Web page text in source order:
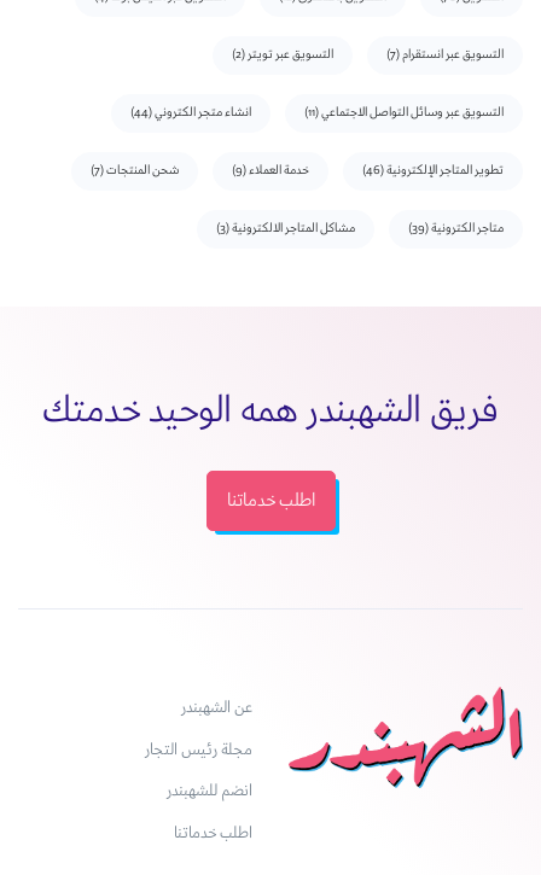
التسويق عبر انستقرام(7) التسويق عبر تويتر(2)
التسويق عبر وسائل التواصل الاجتماعي(11) انشاء متجر الكتروني(44)
تطوير المتاجر الإلكترونية(46) خدمة العملاء(9) شحن المنتجات(7)
متاجر الكترونية(39) مشاكل المتاجر الالكترونية(3)
فريق الشهبندر همه الوحيد خدمتك
اطلب خدماتنا
عن الشهبندر
مجلة رئيس التجار
انضم للشهبندر
اطلب خدماتنا